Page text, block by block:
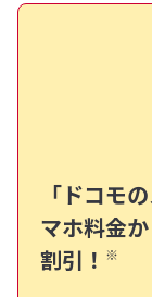
「ドコモ
マホ料金
割引！ ※